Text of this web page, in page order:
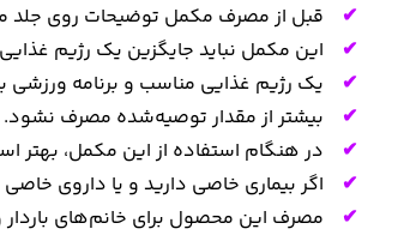
قبل از مصرف مکمل توضیحات روی جلد
این مکمل نباید جایگزین یک رژیم
یک رژیم غذایی مناسب و برنامه
بیشتر از مقدار توصیه‌شده مصرف نشود.
در هنگام استفاده از این مکمل، بهتر
اگر بیماری خاصی دارید و یا داروی
مصرف این محصول برای خانم‌های باردار